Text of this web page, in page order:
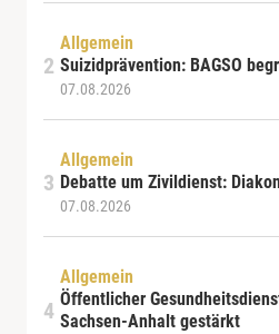
Allgemein
Suizidprävention: BAGSO
07.08.2026
Allgemein
Debatte um Zivildienst:
07.08.2026
Allgemein
Öffentlicher
Sachsen-Anhalt gestärkt